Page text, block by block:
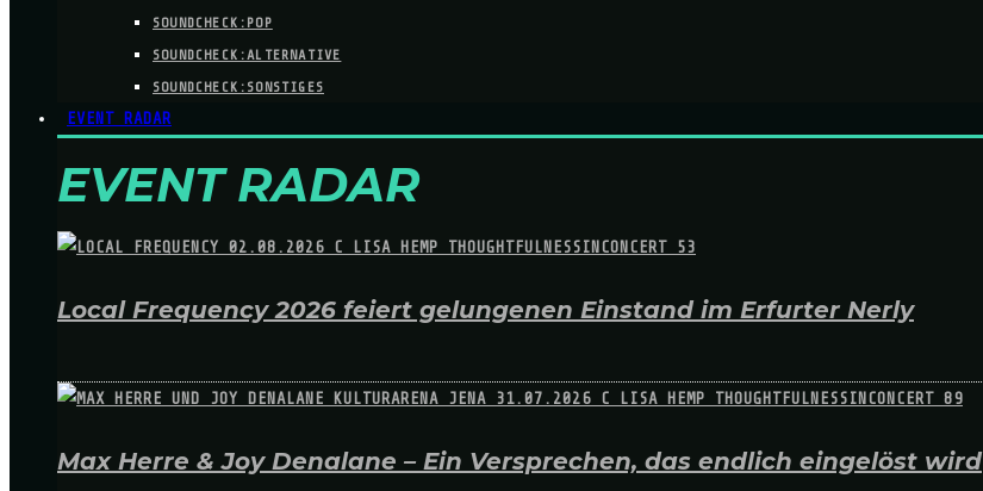
SOUNDCHECK:POP
SOUNDCHECK:ALTERNATIVE
SOUNDCHECK:SONSTIGES
EVENT RADAR
EVENT RADAR
Local Frequency 2026 feiert gelungenen Einstand im Erfurter Nerly
Max Herre & Joy Denalane – Ein Versprechen, das endlich eingelöst wird